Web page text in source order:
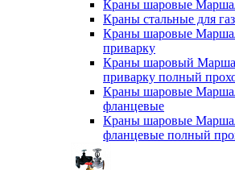
Краны шаровые
Краны стальные для
Краны шаровые
приварку
Краны шаровый
приварку полный
Краны шаровые
фланцевые
Краны шаровые
фланцевые полный